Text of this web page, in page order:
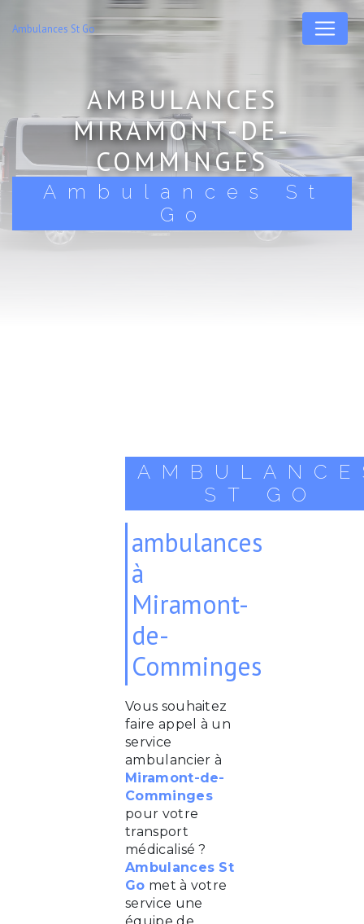
Ambulances St Go
AMBULANCES
MIRAMONT-DE-
COMMINGES
Ambulances St
Go
ST GO
ambulances
à
Miramont-
de-
Comminges
Vous souhaitez
faire appel à un
service
ambulancier à
Miramont-de-
Comminges
pour votre
transport
médicalisé ?
Ambulances St
Go met à votre
service une
Panneau de gestion des cookies